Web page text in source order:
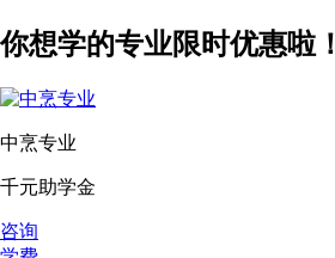
你想学的专业限时优惠啦！
中烹专业
千元助学金
咨询